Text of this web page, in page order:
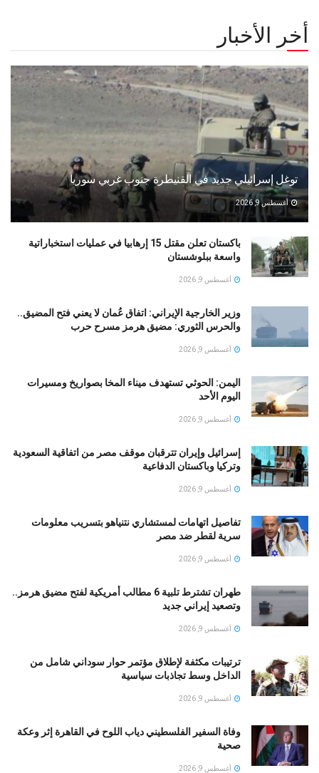
أخر الأخبار
توغل إسرائيلي جديد في القنيطرة جنوب غربي سوريا
أغسطس 9, 2026
باكستان تعلن مقتل 15 إرهابيا في عمليات استخباراتية
واسعة ببلوشستان
أغسطس 9, 2026
وزير الخارجية الإيراني: اتفاق عُمان لا يعني فتح المضيق..
والحرس الثوري: مضيق هرمز مسرح حرب
أغسطس 9, 2026
اليمن: الحوثي تستهدف ميناء المخا بصواريخ ومسيرات
اليوم الأحد
أغسطس 9, 2026
إسرائيل وإيران تترقبان موقف مصر من اتفاقية السعودية
وتركيا وباكستان الدفاعية
أغسطس 9, 2026
تفاصيل اتهامات لمستشاري نتنياهو بتسريب معلومات
سرية لقطر ضد مصر
أغسطس 9, 2026
طهران تشترط تلبية 6 مطالب أمريكية لفتح مضيق هرمز..
وتصعيد إيراني جديد
أغسطس 9, 2026
ترتيبات مكثفة لإطلاق مؤتمر حوار سوداني شامل من
الداخل وسط تجاذبات سياسية
أغسطس 9, 2026
وفاة السفير الفلسطيني دياب اللوح في القاهرة إثر وعكة
صحية
أغسطس 9, 2026